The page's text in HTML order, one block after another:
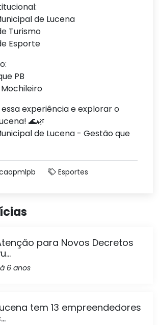
de Lucena
Turismo
Esporte
PB
experiência e explorar o
🌊🌿
de Lucena - Gestão que
Esportes
para Novos Decretos
6 anos
tem 13 empreendedores